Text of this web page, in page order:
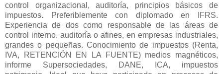
control organizacional, auditoría, principios básicos de
impuestos. Preferiblemente con diplomado en IFRS.
Experiencia de dos como responsable de las áreas de
control interno, auditoría o afines, en empresas industriales,
grandes o pequeñas. Conocimiento de impuestos (Renta,
IVA, RETENCIÓN EN LA FUENTE) medios magnéticos,
informe Supersociedades, DANE, ICA, impuestos